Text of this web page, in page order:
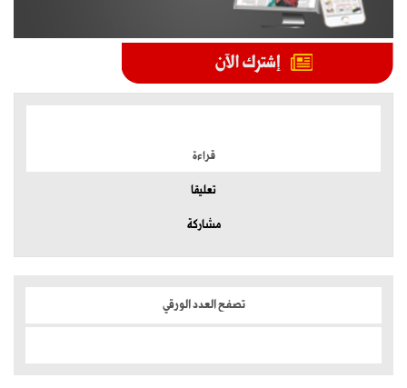
قراءة
تعليقا
مشاركة
تصفح العدد الورقي